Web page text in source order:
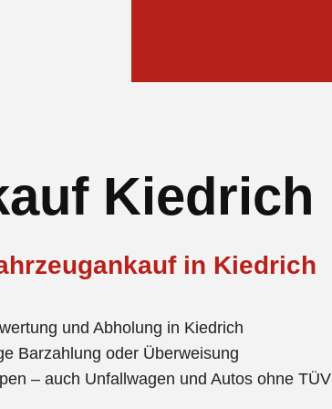
Kiedrich
in Kiedrich
und Abholung in Kiedrich
Barzahlung oder Überweisung
– auch Unfallwagen und Autos ohne TÜV